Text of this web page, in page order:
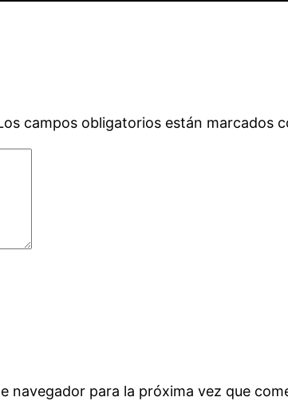
campos obligatorios están marcados
navegador para la próxima vez que